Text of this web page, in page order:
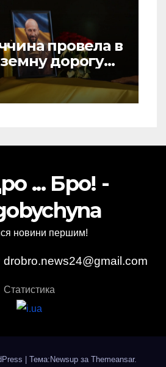
провела в
дорогу
– Олега
... Бро! -
новини першим!
drobro.news24@gmail.com
Статистика
| Тема:Newsup за Themeansar.